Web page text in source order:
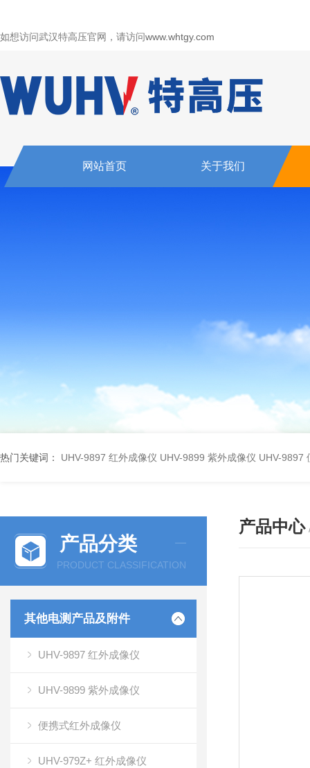
如想访问武汉特高压官网，请访问www.whtgy.com
网站首页 关于我们
热门关键词： UHV-9897 红外成像仪 UHV-9899 紫外成像仪 UHV-9897
产品分类
PRODUCT CLASSIFICATION
其他电测产品及附件
UHV-9897 红外成像仪
UHV-9899 紫外成像仪
便携式红外成像仪
UHV-979Z+ 红外成像仪
产品中心